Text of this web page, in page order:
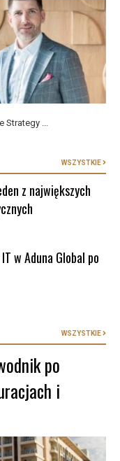
Strategy ...
WSZYSTKIE
z największych
w Aduna Global po
WSZYSTKIE
po
i